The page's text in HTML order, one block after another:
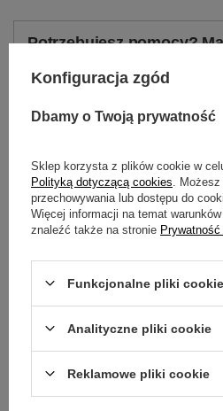
Potrzebujesz pomocy?
najciekawsze pytania i odpowiedzi
dla innych.
OPIS
Dane techniczne:
Prędkość wydmuchu : 0 – 42.8
Długość bez dyszy : 375 mm
Waga z akumulatorem :1.2kg
Zwarty korpus – usuwa brud i
Konfiguracja zgód
Dbamy o Twoją prywatność
Sklep korzysta z plików cookie w
Polityką dotyczącą cookies .
przechowywania lub dostępu do
Więcej informacji na temat
znaleźć także na stronie
Funkcjonalne pliki
Analityczne pliki cookie
Reklamowe pliki cookie